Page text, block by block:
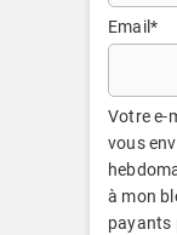
Email*
Votre e-
vous
à mon
payants